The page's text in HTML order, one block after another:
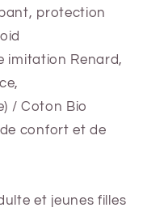
protection
imitation Renard,
/ Coton Bio
confort et de
et jeunes filles